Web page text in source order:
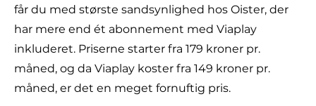
får du med største sandsynlighed hos Oister, der
har mere end ét abonnement med Viaplay
inkluderet. Priserne starter fra 179 kroner pr.
måned, og da Viaplay koster fra 149 kroner pr.
måned, er det en meget fornuftig pris.